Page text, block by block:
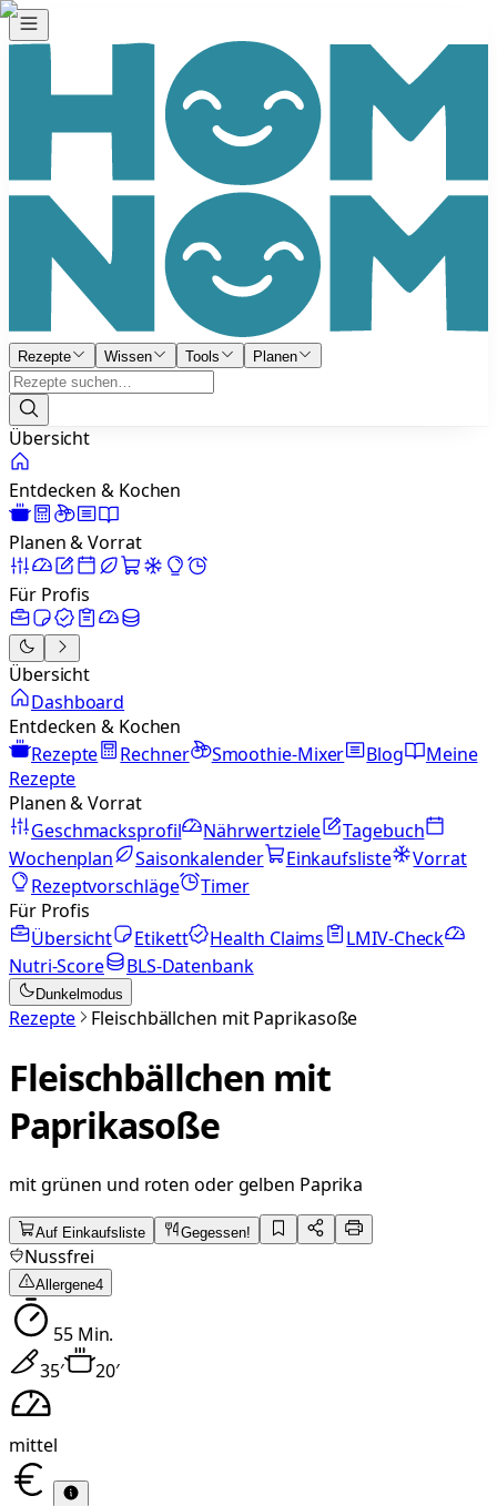
Rezepte Wissen Tools Planen
Übersicht
Entdecken & Kochen
Planen & Vorrat
Für Profis
Übersicht
Dashboard
Entdecken & Kochen
Rezepte
Rechner Smoothie-Mixer Blog
Meine
Rezepte
Planen & Vorrat
Geschmacksprofil
Nährwertziele
Tagebuch
Wochenplan
Saisonkalender Einkaufsliste
Vorrat
Rezeptvorschläge
Timer
Für Profis
Übersicht
Etikett Health Claims
LMIV-Check
Nutri-Score
BLS-Datenbank
Dunkelmodus
Rezepte Fleischbällchen mit Paprikasoße
Fleischbällchen mit
Paprikasoße
mit grünen und roten oder gelben Paprika
Auf Einkaufsliste Gegessen!
Nussfrei
Allergene4
55Min.
35′ 20′
mittel